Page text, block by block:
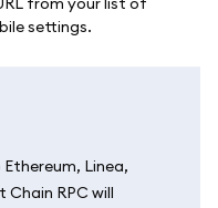
settings.
Linea,
RPC will